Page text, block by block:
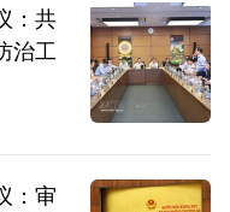
：共
治工
：审